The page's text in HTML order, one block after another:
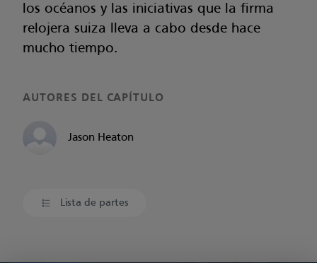
los océanos y las iniciativas que la firma
relojera suiza lleva a cabo desde hace
mucho tiempo.
AUTORES DEL CAPÍTULO
Jason Heaton
Lista de partes